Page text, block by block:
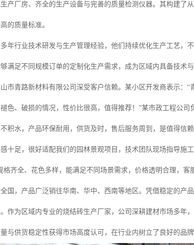
产厂房、齐全的生产设备与完善的质量检测仪器。其构建了
的质量标准。
年行业技术研发与生产管理经验，他们持续优化生产工艺，
满足不同规模订单的定制化生产需求，成为区域内具备技术
市青路新材料有限公司深受客户信赖。某小区开发商表示：
色、破损的情况，性价比很高，值得推荐！”某市政工程公
积水，产品环保耐用，供货及时，售后服务周到，是值得信
十足，很好适配我们的园林景观项目，技术团队现场指导施
格齐全、花色多样，能满足不同场景需求，价格透明合理，
国，产品广泛销往华南、华中、西南等地区。凭借稳定的产
作为区域内专业的烧结砖生产厂家，公司深耕建材市场多年
与供货稳定性获得市场高度认可，在行业内树立了良好的品